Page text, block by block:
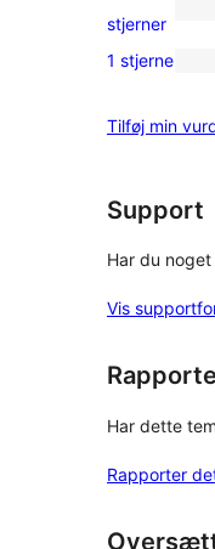
stjernet
0
2-
anmeldelser
stjerner
1
stjernet
1 stjerne
Tilføj min
Support
Har du
Vis
Har dette
Rapporter